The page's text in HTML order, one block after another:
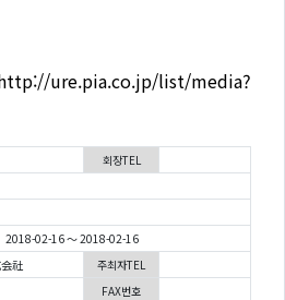
ure.pia.co.jp/list/media?
회장TEL
2018-02-16 ～ 2018-02-16
社
주최자TEL
FAX번호